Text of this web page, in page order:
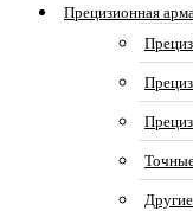
Прецизионная